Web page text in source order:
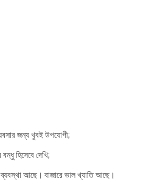
জন্য খুবই উপযোগী;
হিসেবে দেখি;
ব্যবস্থা আছে। বাজারে ভাল খ্যাতি আছে।